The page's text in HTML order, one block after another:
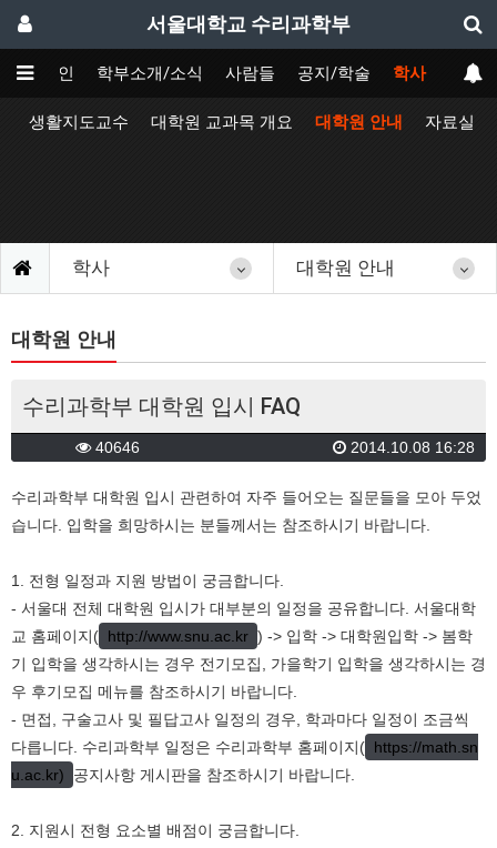
서울대학교 수리과학부
메인 학부소개/소식 사람들 공지/학술 학사
생활지도교수 대학원 교과목 개요 대학원 안내 자료실
학사 대학원 안내
대학원 안내
수리과학부 대학원 입시 FAQ
40646 2014.10.08 16:28
수리과학부 대학원 입시 관련하여 자주 들어오는 질문들을 모아 두었
습니다. 입학을 희망하시는 분들께서는 참조하시기 바랍니다.
1. 전형 일정과 지원 방법이 궁금합니다
- 서울대 전체 대학원 입시가 대부분의 일정을 공유합니다 서울대학
교 홈페이지( http://www.snu.ac.kr ) -> 입학 -> 대학원입학 -> 봄학
기 입학을 생각하시는 경우 전기모집
가을학기 입학을 생각하시는 경
우 후기모집 메뉴를 참조하시기 바랍니다
- 면접 구술고사 및 필답고사 일정의 경우
학과마다 일정이 조금씩
다릅니다 수리과학부 일정은 수리과학부 홈페이지( https://math.sn
u.ac.kr)
공지사항 게시판을 참조하시기 바랍니다
2. 지원시 전형 요소별 배점이 궁금합니다